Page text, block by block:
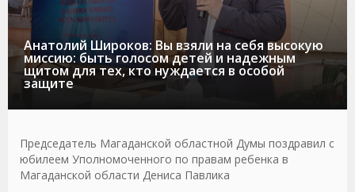
Анатолий Широков: Вы взяли на себя высокую
миссию: быть голосом детей и надежным
щитом для тех, кто нуждается в особой
защите
Председатель Магаданской областной Думы поздравил с
юбилеем Уполномоченного по правам ребенка в
Магаданской области Дениса Павлика